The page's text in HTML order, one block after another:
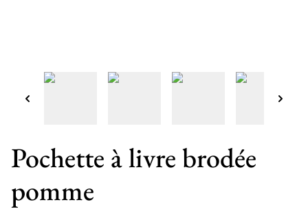
Pochette à livre brodée
pomme